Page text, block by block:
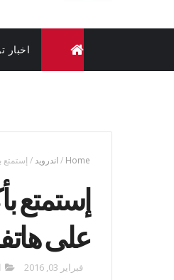
اخبار
Home
/ اندرويد/ إستمتع
إستمتع
على
فبراير 03, 2016